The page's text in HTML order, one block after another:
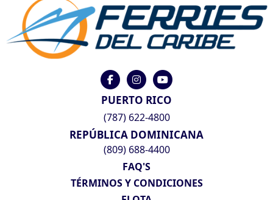
PUERTO RICO
(787) 622-4800
REPÚBLICA DOMINICANA
(809) 688-4400
FAQ'S
TÉRMINOS Y CONDICIONES